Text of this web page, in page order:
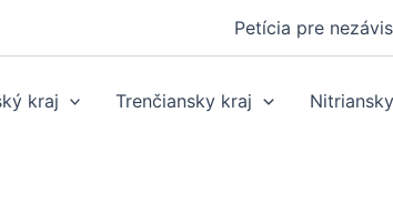
Petícia pre
kraj Trenčiansky kraj